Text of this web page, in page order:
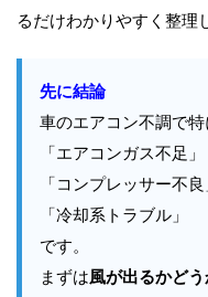
るだけわかりやすく整理
先に結論
車のエアコン不調で特
「エアコンガス不足」
「コンプレッサー不良
「冷却系トラブル」
です。
まずは風が出るかどう